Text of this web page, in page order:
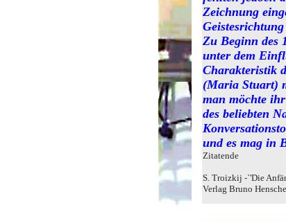
Zeichnung
Zu Beginn des
unter dem
Charakteristik
(Maria Stuart)
man möchte
des beliebten
und es mag in
Zitatende
S. Troizkij -`'Die
Verlag Bruno